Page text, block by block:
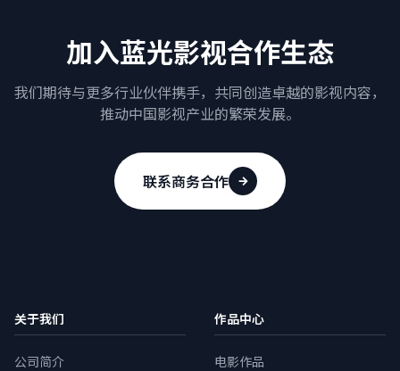
加入蓝光影视合作生态
我们期待与更多行业伙伴携手，共同创造卓越的影视内容，
推动中国影视产业的繁荣发展。
联系商务合作
关于我们
公司简介
作品中心
电影作品